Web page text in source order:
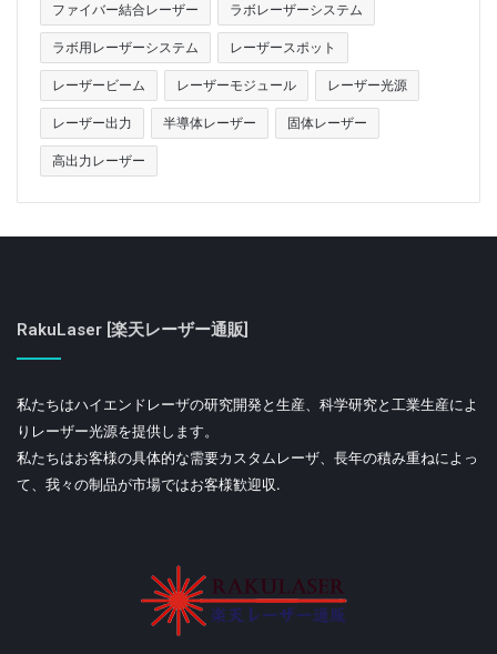
ファイバー結合レーザー ラボレーザーシステム
ラボ用レーザーシステム レーザースポット
レーザービーム レーザーモジュール レーザー光源
レーザー出力 半導体レーザー 固体レーザー
高出力レーザー
RakuLaser [楽天レーザー通販]
私たちはハイエンドレーザの研究開発と生産、科学研究と工業生産によ
りレーザー光源を提供します。
私たちはお客様の具体的な需要カスタムレーザ、長年の積み重ねによっ
て、我々の制品が市場ではお客様歓迎収.